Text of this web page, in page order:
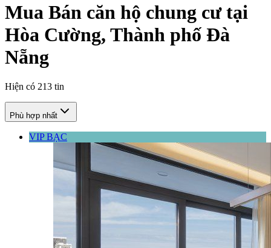
Mua Bán căn hộ chung cư tại
Hòa Cường, Thành phố Đà
Nẵng
Hiện có 213 tin
Phù hợp nhất
VIP BẠC